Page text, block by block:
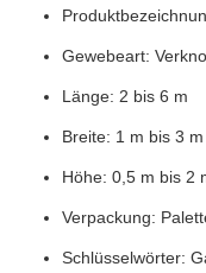
Gewebeart:
Länge: 2 bis 6 m
Breite: 1 m bis 3 m
Höhe: 0,5 m bis 2
Verpackung:
Schlüsselwörter: